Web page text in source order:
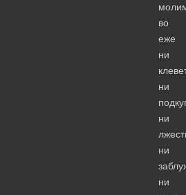
во
еже
ни
ни
ни
ни
ни